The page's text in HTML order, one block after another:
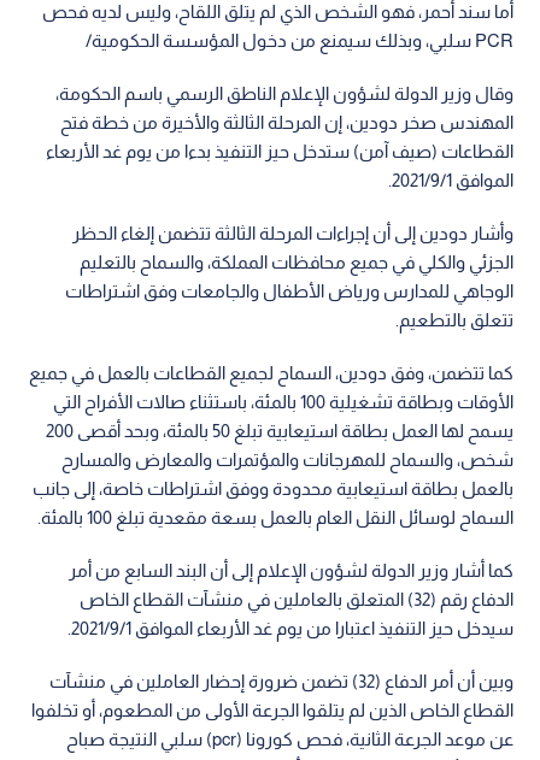
أما سند أحمر، فهو الشخص الذي لم يتلق اللقاح، وليس لديه فحص
PCR سلبي، وبذلك سيمنع من دخول المؤسسة الحكومية/
وقال وزير الدولة لشؤون الإعلام الناطق الرسمي باسم الحكومة،
المهندس صخر دودين، إن المرحلة الثالثة والأخيرة من خطة فتح
القطاعات (صيف آمن) ستدخل حيز التنفيذ بدءا من يوم غد الأربعاء
الموافق 2021/9/1.
وأشار دودين إلى أن إجراءات المرحلة الثالثة تتضمن إلغاء الحظر
الجزئي والكلي في جميع محافظات المملكة، والسماح بالتعليم
الوجاهي للمدارس ورياض الأطفال والجامعات وفق اشتراطات
تتعلق بالتطعيم.
كما تتضمن، وفق دودين، السماح لجميع القطاعات بالعمل في جميع
الأوقات وبطاقة تشغيلية 100 بالمئة، باستثناء صالات الأفراح التي
يسمح لها العمل بطاقة استيعابية تبلغ 50 بالمئة، وبحد أقصى 200
شخص، والسماح للمهرجانات والمؤتمرات والمعارض والمسارح
بالعمل بطاقة استيعابية محدودة ووفق اشتراطات خاصة، إلى جانب
السماح لوسائل النقل العام بالعمل بسعة مقعدية تبلغ 100 بالمئة.
كما أشار وزير الدولة لشؤون الإعلام إلى أن البند السابع من أمر
الدفاع رقم (32) المتعلق بالعاملين في منشآت القطاع الخاص
سيدخل حيز التنفيذ اعتبارا من يوم غد الأربعاء الموافق 2021/9/1.
وبين أن أمر الدفاع (32) تضمن ضرورة إحضار العاملين في منشآت
القطاع الخاص الذين لم يتلقوا الجرعة الأولى من المطعوم، أو تخلفوا
عن موعد الجرعة الثانية، فحص كورونا (pcr) سلبي النتيجة صباح